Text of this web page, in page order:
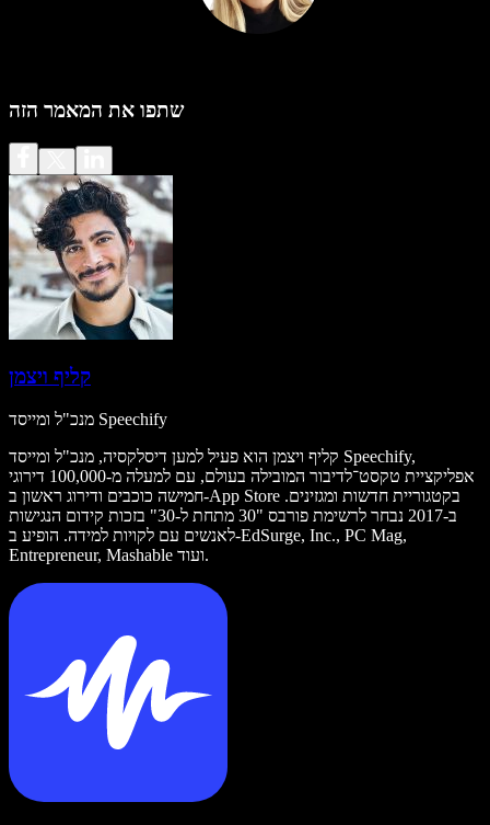
שתפו את המאמר הזה
קליף ויצמן
מנכ"ל ומייסד Speechify
קליף ויצמן הוא פעיל למען דיסלקסיה, מנכ"ל ומייסד Speechify,
אפליקציית טקסט־לדיבור המובילה בעולם, עם למעלה מ-100,000 דירוגי
חמישה כוכבים ודירוג ראשון ב-App Store בקטגוריית חדשות ומגזינים.
ב-2017 נבחר לרשימת פורבס "30 מתחת ל-30" בזכות קידום הנגישות
לאנשים עם לקויות למידה. הופיע ב-EdSurge, Inc., PC Mag,
Entrepreneur, Mashable ועוד.